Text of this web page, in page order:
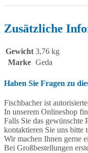
Zusätzliche
Gewicht 3,76 kg
Marke Geda
Haben Sie Fragen zu
Fischbacher ist
In unserem Onlineshop
Falls Sie das gewünschte
kontaktieren Sie uns bitte
Wir machen Ihnen gerne
Bei Großbestellungen